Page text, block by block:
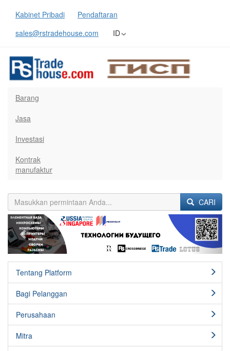
Kabinet Pribadi
Pendaftaran
sales@rstradehouse.com
ID
Barang
Jasa
Investasi
Kontrak
manufaktur
CARI
Previous Next
Tentang Platform
Bagi Pelanggan
Perusahaan
Mitra